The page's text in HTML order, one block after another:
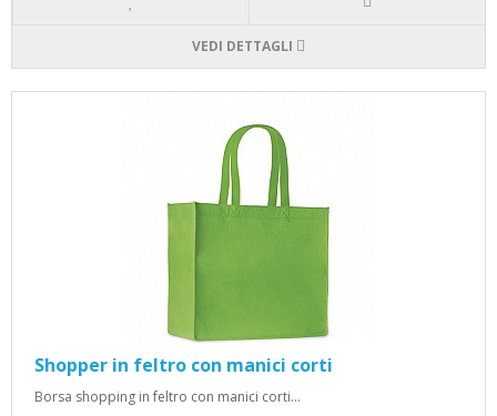
VEDI DETTAGLI
Shopper in feltro con manici corti
Borsa shopping in feltro con manici corti...